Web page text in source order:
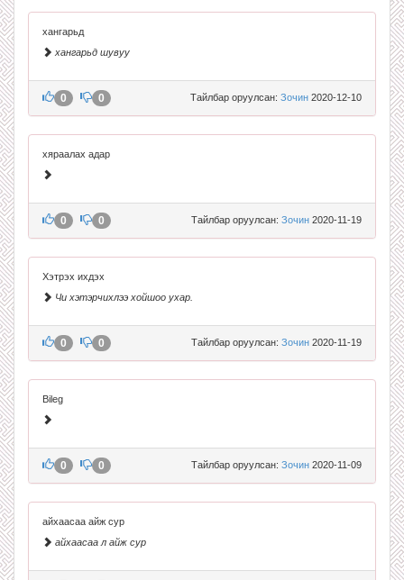
хангарьд
хангарьд шувуу
Тайлбар оруулсан: Зочин 2020-12-10
0 0
хяраалах адар
Тайлбар оруулсан: Зочин 2020-11-19
0 0
Хэтрэх ихдэх
Чи хэтэрчихлээ хойшоо ухар.
Тайлбар оруулсан: Зочин 2020-11-19
0 0
Bileg
Тайлбар оруулсан: Зочин 2020-11-09
0 0
айхаасаа айж сур
айхаасаа л айж сур